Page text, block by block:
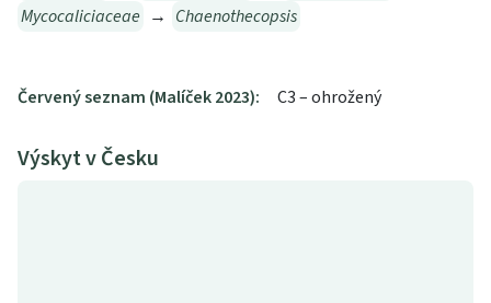
Mycocaliciaceae → Chaenothecopsis
Červený seznam (Malíček 2023): C3 – ohrožený
Výskyt v Česku